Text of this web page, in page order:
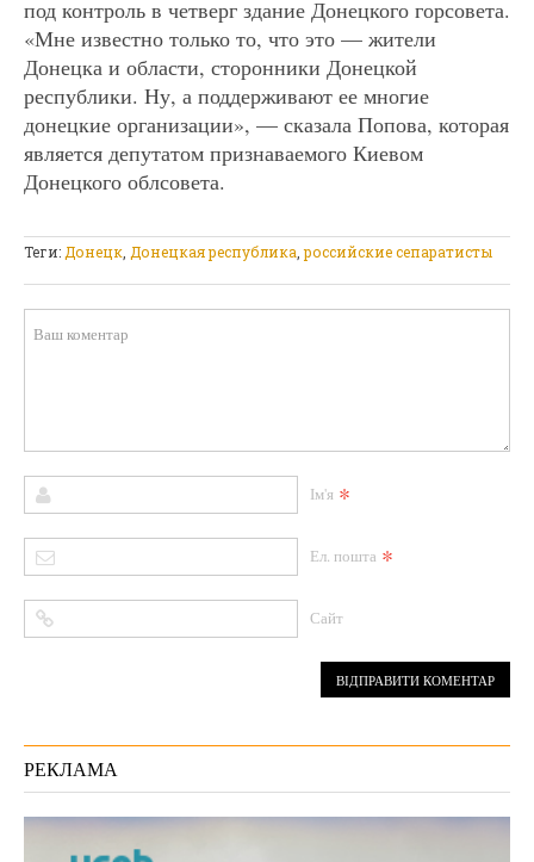
под контроль в четверг здание Донецкого горсовета.
«Мне известно только то, что это — жители
Донецка и области, сторонники Донецкой
республики. Ну, а поддерживают ее многие
донецкие организации», — сказала Попова, которая
является депутатом признаваемого Киевом
Донецкого облсовета.
Теги: Донецк Донецкая республика ,российские сепаратисты
Ім'я *
Ел. пошта *
Сайт
РЕКЛАМА